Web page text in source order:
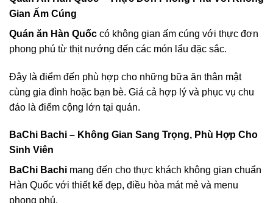
Gian Ấm Cúng
Quán ăn Hàn Quốc có không gian ấm cúng với thực đơn
phong phú từ thịt nướng đến các món lẩu đặc sắc.
Đây là điểm đến phù hợp cho những bữa ăn thân mật
cùng gia đình hoặc bạn bè. Giá cả hợp lý và phục vụ chu
đáo là điểm cộng lớn tại quán.
BaChi Bachi – Không Gian Sang Trọng, Phù Hợp Cho
Sinh Viên
BaChi Bachi mang đến cho thực khách không gian chuẩn
Hàn Quốc với thiết kế đẹp, điều hòa mát mẻ và menu
phong phú.